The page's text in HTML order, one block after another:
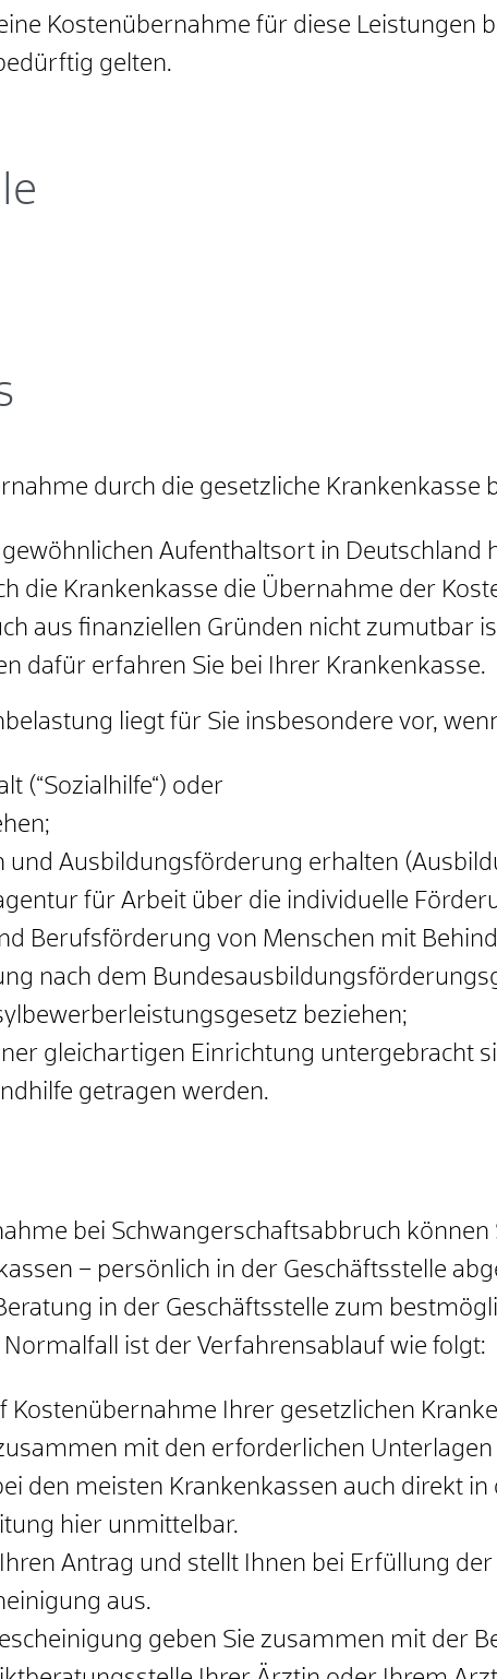
Kostenübernahme für diese Leistungen
gelten.
durch die gesetzliche Krankenkasse
Aufenthaltsort in Deutschland
die Krankenkasse die Übernahme der
aus finanziellen Gründen nicht zumutbar
dafür erfahren Sie bei Ihrer Krankenkasse.
liegt für Sie insbesondere vor,
(“Sozialhilfe“) oder
und Ausbildungsförderung erhalten
für Arbeit über die individuelle
Berufsförderung von Menschen mit
nach dem
beziehen;
gleichartigen Einrichtung untergebracht
getragen werden.
bei Schwangerschaftsabbruch können
– persönlich in der Geschäftsstelle
in der Geschäftsstelle zum
ist der Verfahrensablauf wie folgt:
Kostenübernahme Ihrer gesetzlichen
mit den erforderlichen
den meisten Krankenkassen auch direkt
hier unmittelbar.
Antrag und stellt Ihnen bei Erfüllung
aus.
geben Sie zusammen mit der